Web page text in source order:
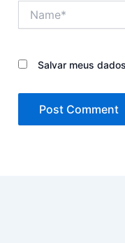
Salvar meus